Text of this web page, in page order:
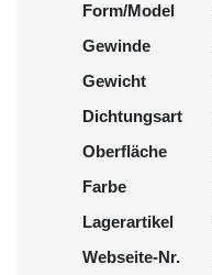
Form/Model
Gewinde
Gewicht
Dichtungsart
Oberfläche
Farbe
Lagerartikel
Webseite-Nr.